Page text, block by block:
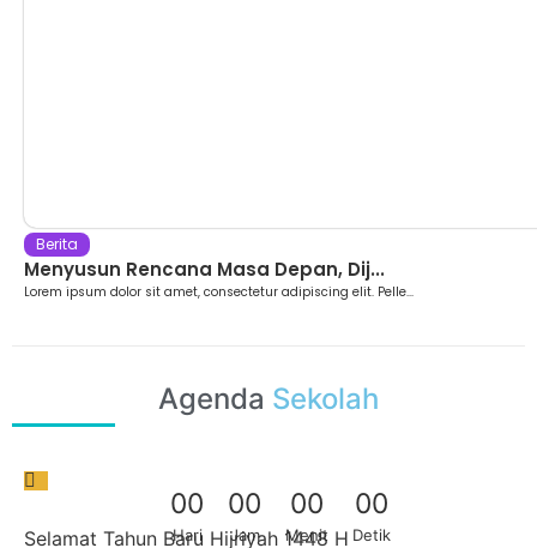
Berita
Menyusun Rencana Masa Depan, Dij...
Lorem ipsum dolor sit amet, consectetur adipiscing elit. Pelle...
Agenda Sekolah
Selamat Tahun Baru Hijriyah 1448 H
00
Hari
00
Jam
00
Menit
00
Detik